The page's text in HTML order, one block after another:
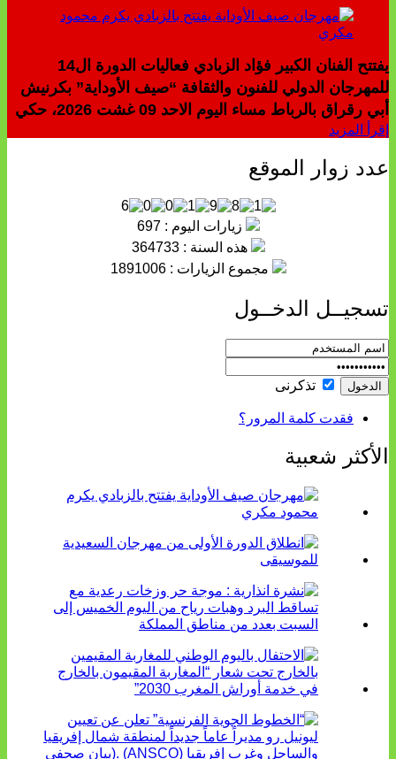
يفتتح الفنان الكبير فؤاد الزبادي فعاليات الدورة ال14
للمهرجان الدولي للفنون والثقافة “صيف الأوداية” بكرنيش
أبي رقراق بالرباط مساء اليوم الاحد 09 غشت 2026، حكي
إقرأ المزيد
عدد زوار الموقع
زيارات اليوم : 697
هذه السنة : 364733
مجموع الزيارات : 1891006
تسجيــل الدخــول
تذكرنى
فقدت كلمة المرور؟
الأكثر شعبية